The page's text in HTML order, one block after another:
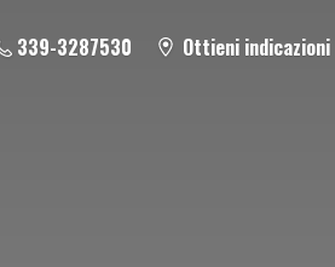
339-3287530 Ottieni indicazioni